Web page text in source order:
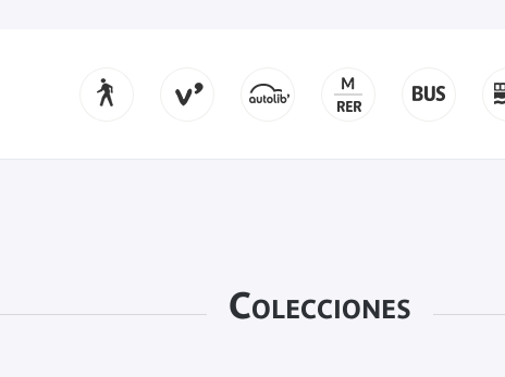
Colecciones